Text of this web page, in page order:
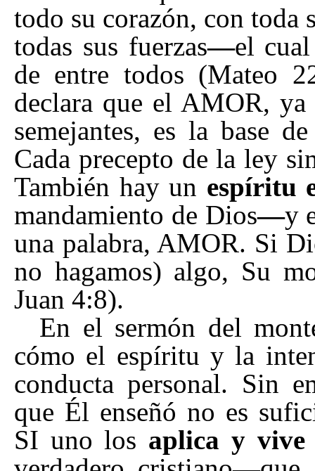
todo su corazón, con toda
todas sus fuerzas—el
de entre todos (Mateo
declara que el AMOR, ya
semejantes, es la base
Cada precepto de la ley
También hay un espíritu
mandamiento de Dios—y
una palabra, AMOR. Si
no hagamos) algo, Su
Juan 4:8).
En el sermón del
cómo el espíritu y la
conducta personal. Sin
que Él enseñó no es
SI uno los aplica y vive